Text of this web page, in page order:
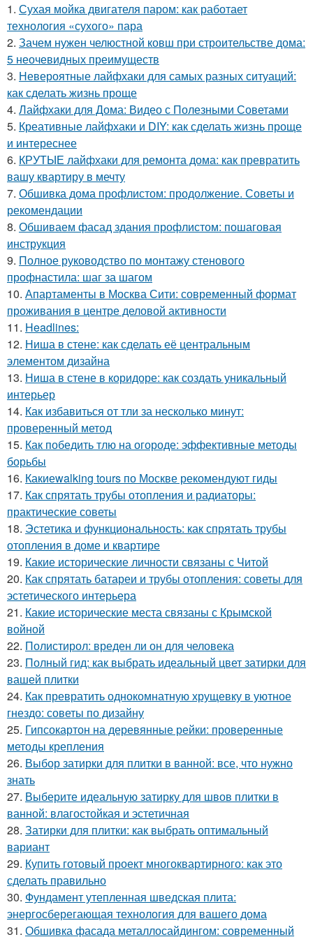
1. Сухая мойка двигателя паром: как работает
технология «сухого» пара
2. Зачем нужен челюстной ковш при строительстве дома:
5 неочевидных преимуществ
3. Невероятные лайфхаки для самых разных ситуаций:
как сделать жизнь проще
4. Лайфхаки для Дома: Видео с Полезными Советами
5. Креативные лайфхаки и DIY: как сделать жизнь проще
и интереснее
6. КРУТЫЕ лайфхаки для ремонта дома: как превратить
вашу квартиру в мечту
7. Обшивка дома профлистом: продолжение. Советы и
рекомендации
8. Обшиваем фасад здания профлистом: пошаговая
инструкция
9. Полное руководство по монтажу стенового
профнастила: шаг за шагом
10. Апартаменты в Москва Сити: современный формат
проживания в центре деловой активности
11. Headlines:
12. Ниша в стене: как сделать её центральным
элементом дизайна
13. Ниша в стене в коридоре: как создать уникальный
интерьер
14. Как избавиться от тли за несколько минут:
проверенный метод
15. Как победить тлю на огороде: эффективные методы
борьбы
16. Какиеwalking tours по Москве рекомендуют гиды
17. Как спрятать трубы отопления и радиаторы:
практические советы
18. Эстетика и функциональность: как спрятать трубы
отопления в доме и квартире
19. Какие исторические личности связаны с Читой
20. Как спрятать батареи и трубы отопления: советы для
эстетического интерьера
21. Какие исторические места связаны с Крымской
войной
22. Полистирол: вреден ли он для человека
23. Полный гид: как выбрать идеальный цвет затирки для
вашей плитки
24. Как превратить однокомнатную хрущевку в уютное
гнездо: советы по дизайну
25. Гипсокартон на деревянные рейки: проверенные
методы крепления
26. Выбор затирки для плитки в ванной: все, что нужно
знать
27. Выберите идеальную затирку для швов плитки в
ванной: влагостойкая и эстетичная
28. Затирки для плитки: как выбрать оптимальный
вариант
29. Купить готовый проект многоквартирного: как это
сделать правильно
30. Фундамент утепленная шведская плита:
энергосберегающая технология для вашего дома
31. Обшивка фасада металлосайдингом: современный